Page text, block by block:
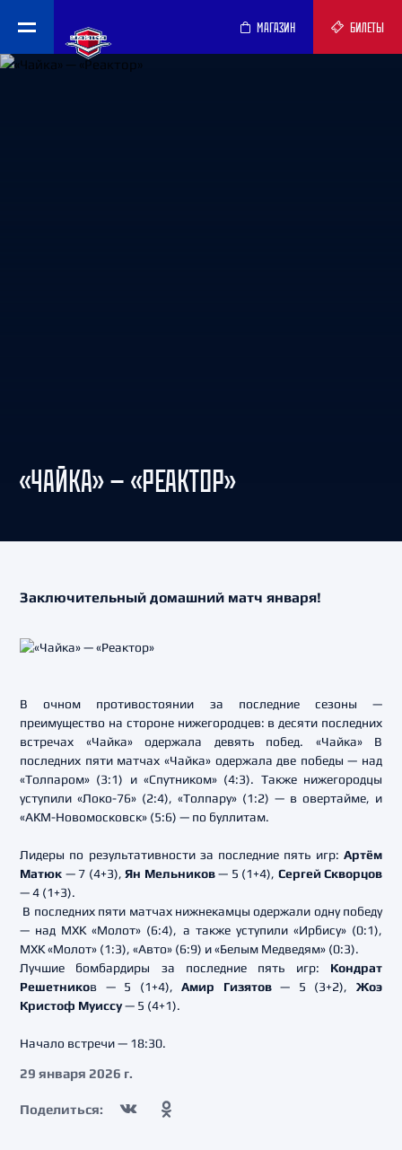
МАГАЗИН БИЛЕТЫ
«ЧАЙКА» — «РЕАКТОР»
Заключительный домашний матч января!
В очном противостоянии за последние сезоны —
преимущество на стороне нижегородцев: в десяти последних
встречах «Чайка» одержала девять побед. «Чайка» В
последних пяти матчах «Чайка» одержала две победы — над
«Толпаром» (3:1) и «Спутником» (4:3). Также нижегородцы
уступили «Локо-76» (2:4), «Толпару» (1:2) — в овертайме, и
«АКМ-Новомосковск» (5:6) — по буллитам.
Лидеры по результативности за последние пять игр: Артём
Матюк — 7 (4+3), Ян Мельников— 5 (1+4), Сергей Скворцов
— 4 (1+3).
В последних пяти матчах нижнекамцы одержали одну победу
— над МХК «Молот» (6:4), а также уступили «Ирбису» (0:1),
МХК «Молот» (1:3), «Авто» (6:9) и «Белым Медведям» (0:3).
Лучшие бомбардиры за последние пять игр: Кондрат
Решетников — 5 (1+4),Амир Гизятов— 5 (3+2),Жоэ
Кристоф Муиссу— 5 (4+1).
Начало встречи — 18:30.
29 января 2026 г.
Поделиться: